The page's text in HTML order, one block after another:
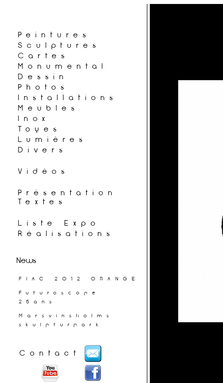
Peintures
Sculptures
Cartes
Monumental
Dessin
Photos
Installations
Meubles
Inox
Toyes
Lumières
Divers
Vidéos
Présentation
Textes
Liste Expo
Réalisations
News
FIAC 2012 ORANGE
Futuroscope
25ans
Marsvinsholms
skulpturpark
Contact